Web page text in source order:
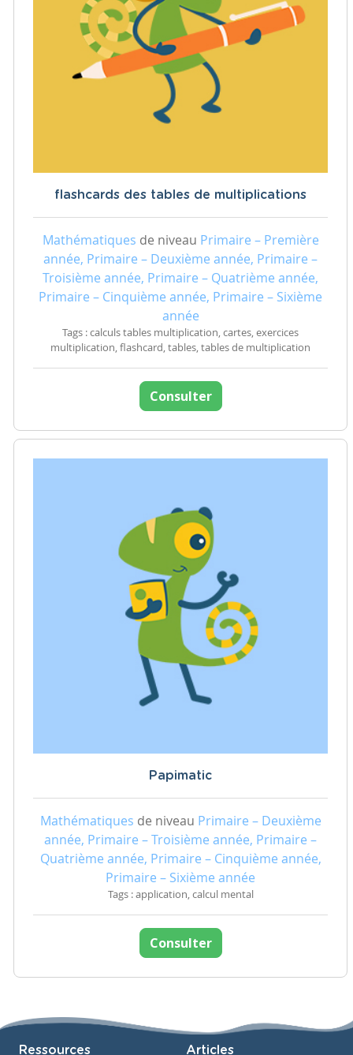
flashcards des tables de multiplications
Mathématiques de niveau Primaire – Première
année, Primaire – Deuxième année, Primaire –
Troisième année, Primaire – Quatrième année,
Primaire – Cinquième année, Primaire – Sixième
année
Tags : calculs tables multiplication, cartes, exercices
multiplication, flashcard, tables, tables de multiplication
Consulter
Papimatic
Mathématiques de niveau Primaire – Deuxième
année, Primaire – Troisième année, Primaire –
Quatrième année, Primaire – Cinquième année,
Primaire – Sixième année
Tags : application, calcul mental
Consulter
Ressources Articles